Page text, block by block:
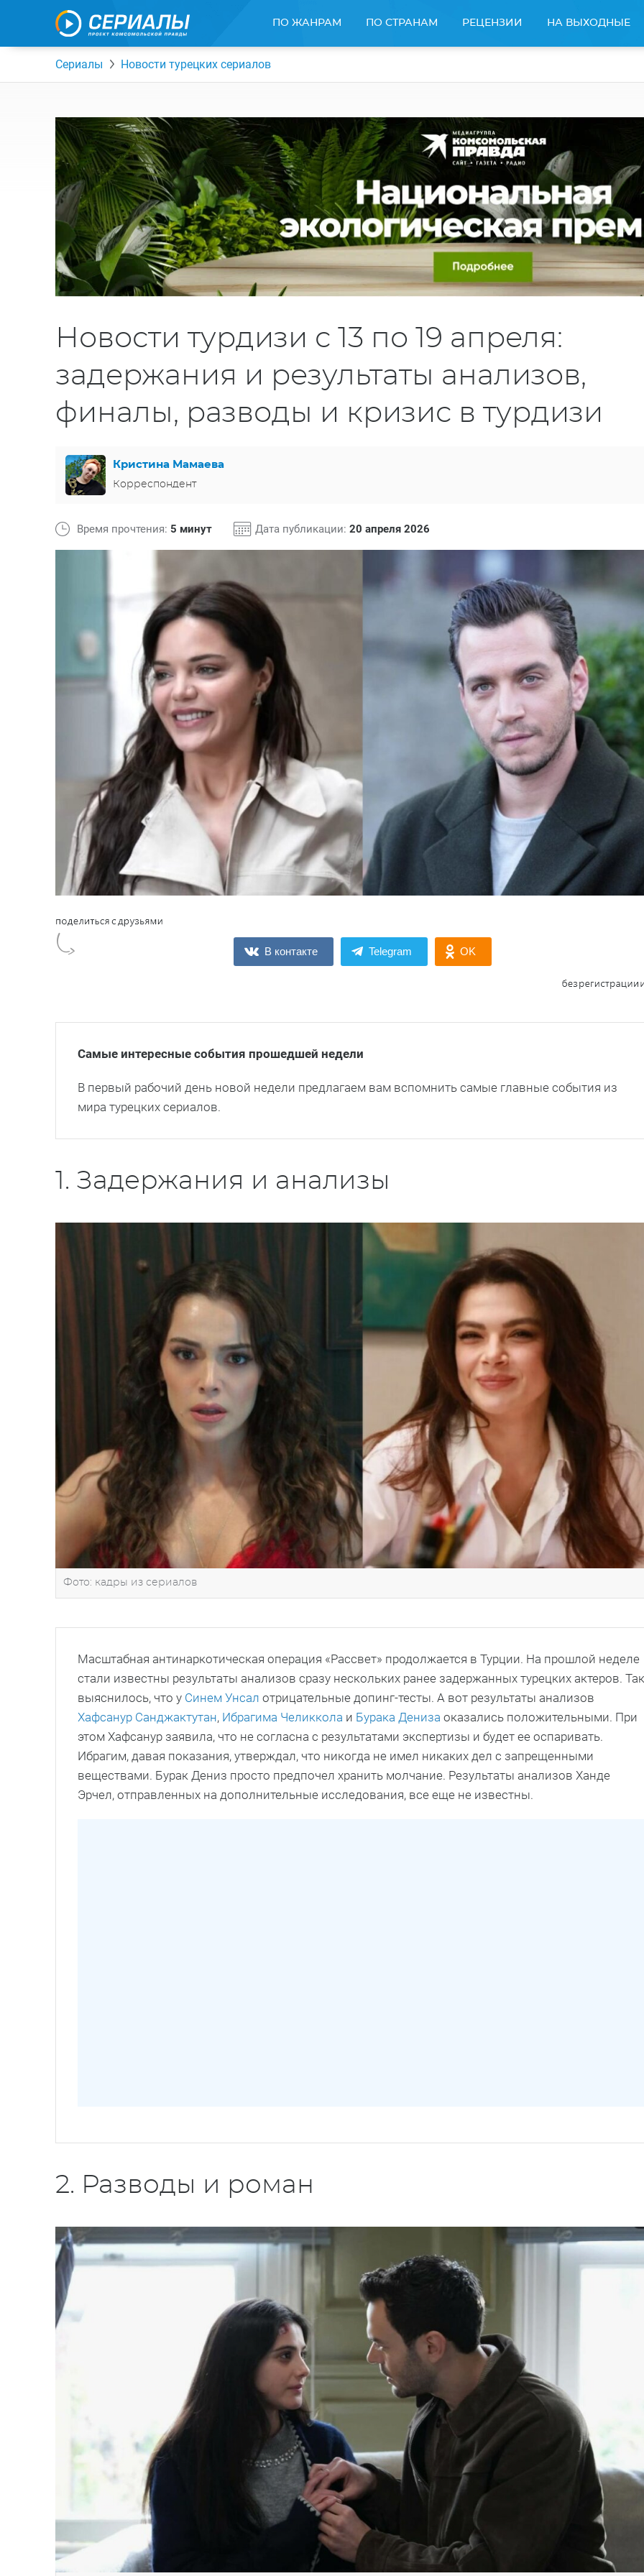
ПО ЖАНРАМ ПО СТРАНАМ РЕЦЕНЗИИ НА ВЫХОДНЫЕ
Сериалы Новости турецких сериалов
Новости турдизи с 13 по 19 апреля:
задержания и результаты анализов,
финалы, разводы и кризис в турдизи
Кристина Мамаева
Корреспондент
Время прочтения: 5 минут Дата публикации: 20 апреля 2026
В контакте Telegram OK
Самые интересные события прошедшей недели
В первый рабочий день новой недели предлагаем вам вспомнить самые главные события из
мира турецких сериалов.
1. Задержания и анализы
Фото: кадры из сериалов
Масштабная антинаркотическая операция «Рассвет» продолжается в Турции. На прошлой неделе
стали известны результаты анализов сразу нескольких ранее задержанных турецких актеров.
выяснилось, что у Синем Унсал отрицательные допинг-тесты. А вот результаты анализов
Хафсанур Санджактутан, Ибрагима Челиккола и Бурака Дениза оказались положительными. При
этом Хафсанур заявила, что не согласна с результатами экспертизы и будет ее оспаривать.
Ибрагим, давая показания, утверждал, что никогда не имел никаких дел с запрещенными
веществами. Бурак Дениз просто предпочел хранить молчание. Результаты анализов Ханде
Эрчел, отправленных на дополнительные исследования, все еще не известны.
2. Разводы и роман